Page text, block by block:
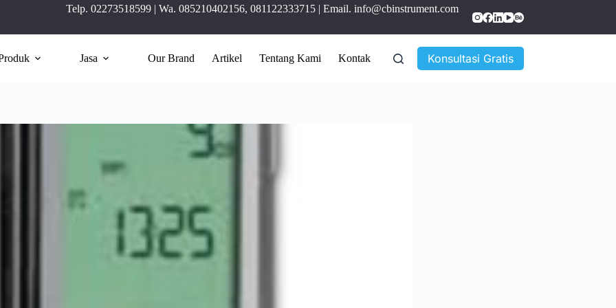
Telp. 02273518599| Wa. 085210402156, 081122333715 | Email. info@cbinstrument.com
Jasa Our Brand Artikel Tentang Kami Kontak Konsultasi Gratis